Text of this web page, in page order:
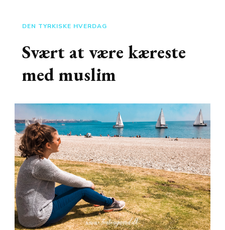
DEN TYRKISKE HVERDAG
Svært at være kæreste
med muslim